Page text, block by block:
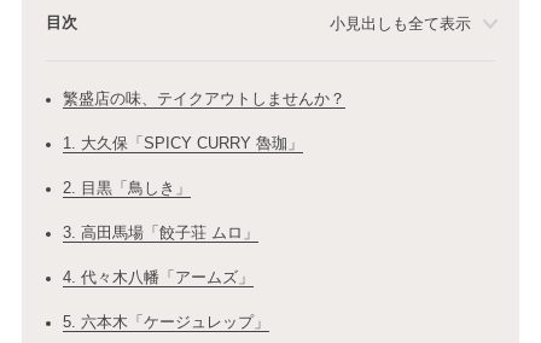
目次 小見出しも全て表示
繁盛店の味、テイクアウトしませんか？
1. 大久保「SPICY CURRY 魯珈」
2. 目黒「鳥しき」
3. 高田馬場「餃子荘 ムロ」
4. 代々木八幡「アームズ」
5. 六本木「ケージュレップ」